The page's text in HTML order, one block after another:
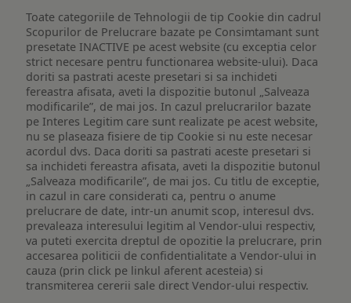
Toate categoriile de Tehnologii de tip Cookie din cadrul
Scopurilor de Prelucrare bazate pe Consimtamant sunt
presetate INACTIVE pe acest website (cu exceptia celor
strict necesare pentru functionarea website-ului). Daca
doriti sa pastrati aceste presetari si sa inchideti
fereastra afisata, aveti la dispozitie butonul „Salveaza
modificarile”, de mai jos. In cazul prelucrarilor bazate
pe Interes Legitim care sunt realizate pe acest website,
nu se plaseaza fisiere de tip Cookie si nu este necesar
acordul dvs. Daca doriti sa pastrati aceste presetari si
sa inchideti fereastra afisata, aveti la dispozitie butonul
„Salveaza modificarile”, de mai jos. Cu titlu de exceptie,
in cazul in care considerati ca, pentru o anume
prelucrare de date, intr-un anumit scop, interesul dvs.
prevaleaza interesului legitim al Vendor-ului respectiv,
va puteti exercita dreptul de opozitie la prelucrare, prin
accesarea politicii de confidentialitate a Vendor-ului in
cauza (prin click pe linkul aferent acesteia) si
transmiterea cererii sale direct Vendor-ului respectiv.